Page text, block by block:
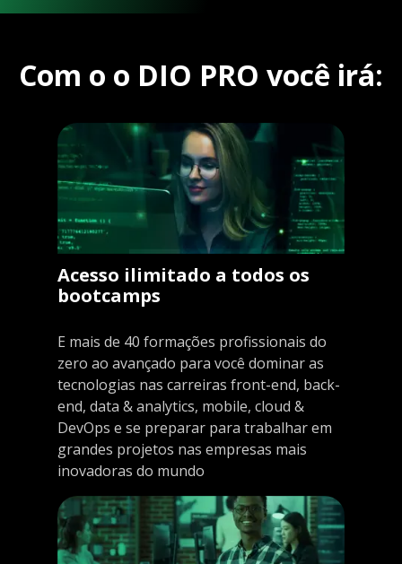
Com o o DIO PRO você irá:
Acesso ilimitado a todos os
bootcamps
E mais de 40 formações profissionais do
zero ao avançado para você dominar as
tecnologias nas carreiras front-end, back-
end, data & analytics, mobile, cloud &
DevOps e se preparar para trabalhar em
grandes projetos nas empresas mais
inovadoras do mundo